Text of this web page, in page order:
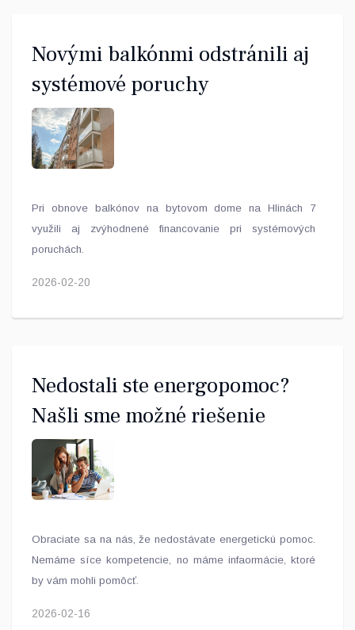
Novými balkónmi odstránili aj
systémové poruchy
Pri obnove balkónov na bytovom dome na Hlinách 7
využili aj zvýhodnené financovanie pri systémových
poruchách.
2026-02-20
Nedostali ste energopomoc?
Našli sme možné riešenie
Obraciate sa na nás, že nedostávate energetickú pomoc.
Nemáme síce kompetencie, no máme infaormácie, ktoré
by vám mohli pomôcť.
2026-02-16